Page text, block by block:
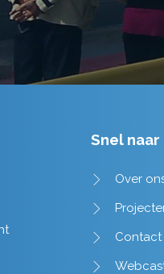
Snel naar
Over
Contact